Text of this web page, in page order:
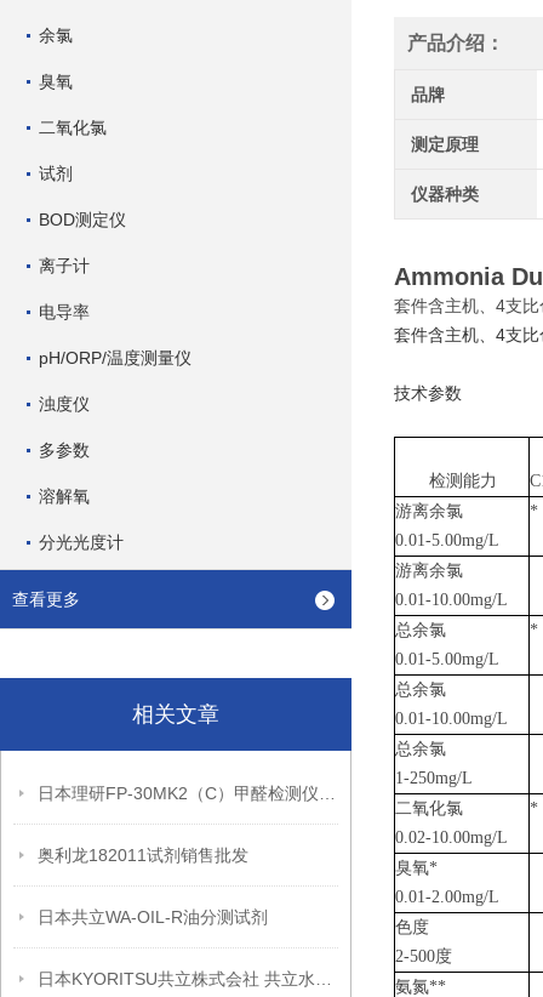
余氯
臭氧
二氧化氯
试剂
BOD测定仪
离子计
电导率
pH/ORP/温度测量仪
浊度仪
多参数
溶解氧
分光光度计
查看更多
相关文章
奥利龙182011试剂销售批发
日本共立WA-OIL-R油分测试剂
产品介绍：
品牌
测定原理
仪器种类
Ammonia
套件含主机、4支
套件含主机、 4支比
技术参数
检测能力
游离余氯
0.01-5.00mg/L
*
游离余氯
0.01-10.00mg/L
总余氯
0.01-5.00mg/L
*
总余氯
0.01-10.00mg/L
总余氯
1-250mg/L
二氧化氯
0.02-10.00mg/L
*
臭氧*
0.01-2.00mg/L
色度
2-500度
氨氮**